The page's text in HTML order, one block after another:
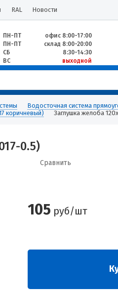
RAL Новости
ПН-ПТ
офис 8:00-17:00
ПН-ПТ
склад 8:00-20:00
СБ
8:30-14:30
ВС
выходной
Водосточная система
коричневый)
Заглушка желоба
0.5)
Сравнить
105 руб/шт